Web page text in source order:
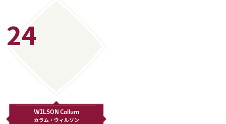
24
WILSON Callum
カラム・ウィルソン